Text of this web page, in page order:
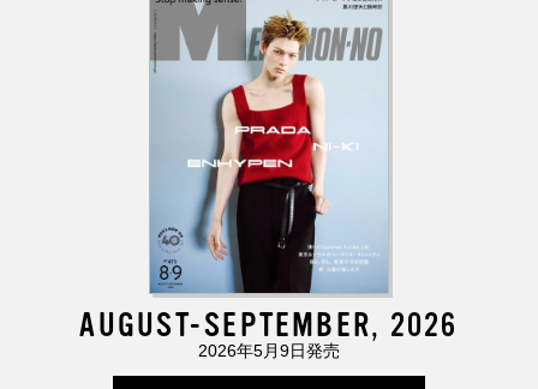
AUGUST-SEPTEMBER, 2026
2026年5月9日発売